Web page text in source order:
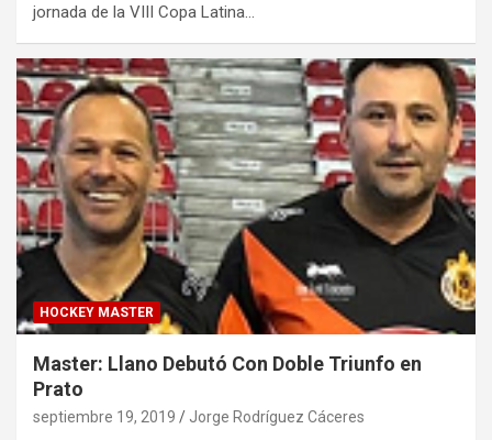
jornada de la VIII Copa Latina…
HOCKEY MASTER
Master: Llano Debutó Con Doble Triunfo en
Prato
septiembre 19, 2019 Jorge Rodríguez Cáceres